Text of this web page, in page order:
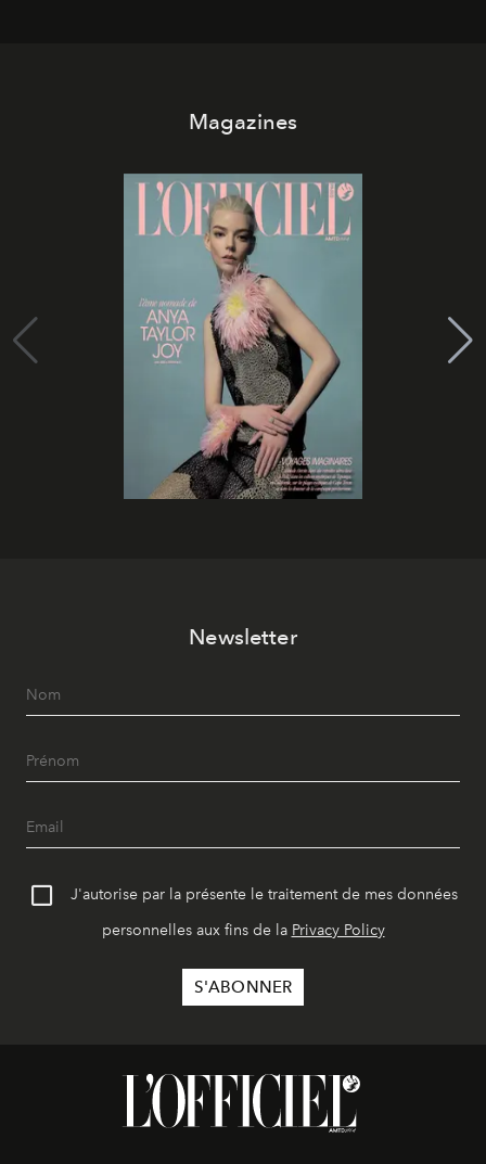
Magazines
Newsletter
J'autorise par la présente le traitement de mes données
personnelles aux fins de la Privacy Policy